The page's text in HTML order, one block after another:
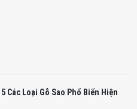
Các Loại Gỗ Sao Phổ Biến Hiện